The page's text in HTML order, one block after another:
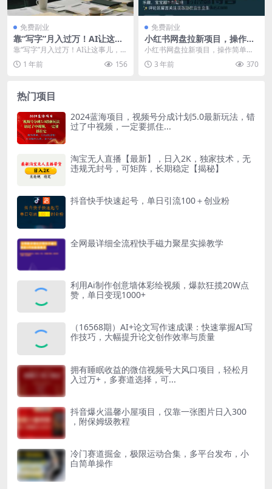
免费副业
靠“写字”月入过万！AI让这事
儿，简单粗暴！
靠“写字”月入过万！AI让这事儿，简
单粗暴！ 你是不是也以为，靠写字
赚钱，就只有...
1 年前 156
免费副业
小红书网盘拉新项目，操作简
单，半个月赚5000+
小红书网盘拉新项目，操作简单，
半个月赚5000+ 今天为大家分享一
个【小红书网盘...
3 年前 370
热门项目
2024蓝海项目，视频号分成计划5.0最新玩法，错
过了中视频，一定要抓住...
淘宝无人直播【最新】，日入2K，独家技术，无
违规无封号，可矩阵，长期稳定【揭秘】
抖音快手快速起号，单日引流100＋创业粉
全网最详细全流程快手磁力聚星实操教学
利用Ai制作创意墙体彩绘视频，爆款狂揽20W点
赞，单日变现1000+
（16568期）AI+论文写作速成课：快速掌握AI写
作技巧，大幅提升论文创作效率与质量
拥有睡眠收益的微信视频号大风口项目，轻松月
入过万+，多赛道选择，可...
抖音爆火温馨小屋项目，仅靠一张图片日入300
，附保姆级教程
冷门赛道掘金，极限运动合集，多平台发布，小
白简单操作